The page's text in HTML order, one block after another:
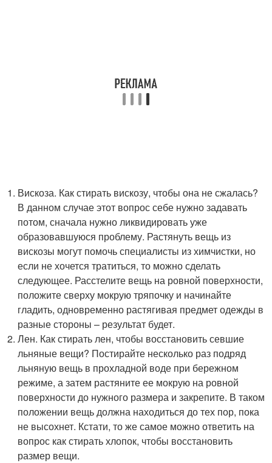
Вискоза. Как стирать вискозу, чтобы она не сжалась?
В данном случае этот вопрос себе нужно задавать
потом, сначала нужно ликвидировать уже
образовавшуюся проблему. Растянуть вещь из
вискозы могут помочь специалисты из химчистки, но
если не хочется тратиться, то можно сделать
следующее. Расстелите вещь на ровной поверхности,
положите сверху мокрую тряпочку и начинайте
гладить, одновременно растягивая предмет одежды в
разные стороны – результат будет.
Лен. Как стирать лен, чтобы восстановить севшие
льняные вещи? Постирайте несколько раз подряд
льняную вещь в прохладной воде при бережном
режиме, а затем растяните ее мокрую на ровной
поверхности до нужного размера и закрепите. В таком
положении вещь должна находиться до тех пор, пока
не высохнет. Кстати, то же самое можно ответить на
вопрос как стирать хлопок, чтобы восстановить
размер вещи.